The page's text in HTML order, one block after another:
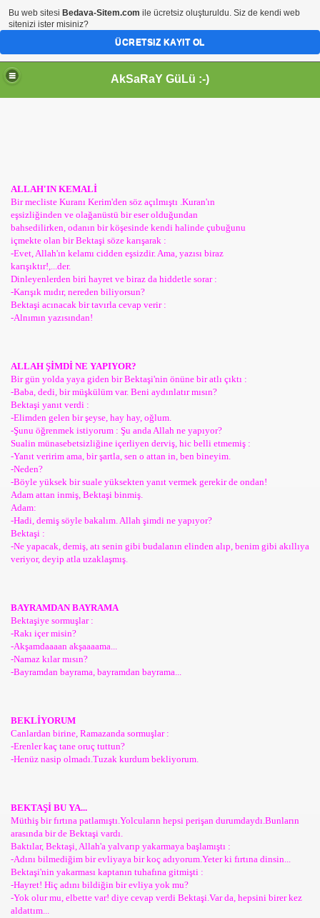
AkSaRaY GüLü :-)
ALLAH'IN KEMALİ
Bir mecliste Kuranı Kerim'den söz açılmıştı .Kuran'ın
eşsizliğinden ve olağanüstü bir eser olduğundan
bahsedilirken, odanın bir köşesinde kendi halinde çubuğunu
içmekte olan bir Bektaşi söze karışarak :
-Evet, Allah'ın kelamı cidden eşsizdir. Ama, yazısı biraz
karışıktır!,...der.
Dinleyenlerden biri hayret ve biraz da hiddetle sorar :
-Karışık mıdır, nereden biliyorsun?
Bektaşi acınacak bir tavırla cevap verir :
-Alnımın yazısından!
ALLAH ŞİMDİ NE YAPIYOR?
Bir gün yolda yaya giden bir Bektaşi'nin önüne bir atlı çıktı :
-Baba, dedi, bir müşkülüm var. Beni aydınlatır mısın?
Bektaşi yanıt verdi :
-Elimden gelen bir şeyse, hay hay, oğlum.
-Şunu öğrenmek istiyorum : Şu anda Allah ne yapıyor?
Sualin münasebetsizliğine içerliyen derviş, hic belli etmemiş :
-Yanıt veririm ama, bir şartla, sen o attan in, ben bineyim.
-Neden?
-Böyle yüksek bir suale yüksekten yanıt vermek gerekir de ondan!
Adam attan inmiş, Bektaşi binmiş.
Adam:
-Hadi, demiş söyle bakalım. Allah şimdi ne yapıyor?
Bektaşi :
-Ne yapacak, demiş, atı senin gibi budalanın elinden alıp, benim gibi akıllıya
veriyor, deyip atla uzaklaşmış.
BAYRAMDAN BAYRAMA
Bektaşiye sormuşlar :
-Rakı içer misin?
-Akşamdaaaan akşaaaama...
-Namaz kılar mısın?
-Bayramdan bayrama, bayramdan bayrama...
BEKLİYORUM
Canlardan birine, Ramazanda sormuşlar :
-Erenler kaç tane oruç tuttun?
-Henüz nasip olmadı.Tuzak kurdum bekliyorum.
BEKTAŞİ BU YA...
Müthiş bir fırtına patlamıştı.Yolcuların hepsi perişan durumdaydı.Bunların
arasında bir de Bektaşi vardı.
Baktılar, Bektaşi, Allah'a yalvarıp yakarmaya başlamıştı :
-Adını bilmediğim bir evliyaya bir koç adıyorum.Yeter ki fırtına dinsin...
Bektaşi'nin yakarması kaptanın tuhafına gitmişti :
-Hayret! Hiç adını bildiğin bir evliya yok mu?
-Yok olur mu, elbette var! diye cevap verdi Bektaşi.Var da, hepsini birer kez
aldattım...
Bu web sitesi Bedava-Sitem.com ile ücretsiz oluşturuldu. Siz de kendi web
sitenizi ister misiniz?
ÜCRETSIZ KAYIT OL